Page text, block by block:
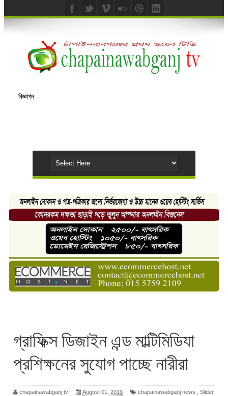
বিজ্ঞাপন
গ্রাফিক্স ডিজাইন এন্ড মাল্টিমিডিযা
প্রশিক্ষনের সুযোগ পাচ্ছে নারীরা
chapainawabganj tv August 01, 2019 chapainawabganj news
Slider